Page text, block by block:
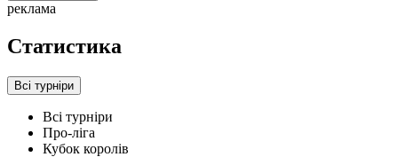
реклама
Статистика
Всі турніри
Всі турніри
Про-ліга
Кубок королів